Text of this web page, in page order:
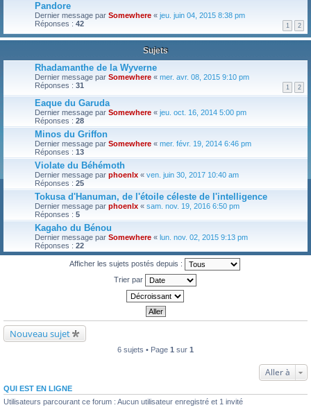
Pandore
Dernier message par Somewhere « jeu. juin 04, 2015 8:38 pm
Réponses : 42 1 2
Sujets
Rhadamanthe de la Wyverne
Dernier message par Somewhere « mer. avr. 08, 2015 9:10 pm
Réponses : 31 1 2
Eaque du Garuda
Dernier message par Somewhere « jeu. oct. 16, 2014 5:00 pm
Réponses : 28
Minos du Griffon
Dernier message par Somewhere « mer. févr. 19, 2014 6:46 pm
Réponses : 13
Violate du Béhémoth
Dernier message par phoenlx « ven. juin 30, 2017 10:40 am
Réponses : 25
Tokusa d'Hanuman, de l'étoile céleste de l'intelligence
Dernier message par phoenlx « sam. nov. 19, 2016 6:50 pm
Réponses : 5
Kagaho du Bénou
Dernier message par Somewhere « lun. nov. 02, 2015 9:13 pm
Réponses : 22
Afficher les sujets postés depuis :
Trier par
Nouveau sujet
6 sujets • Page 1 sur 1
Aller à
QUI EST EN LIGNE
Utilisateurs parcourant ce forum : Aucun utilisateur enregistré et 1 invité